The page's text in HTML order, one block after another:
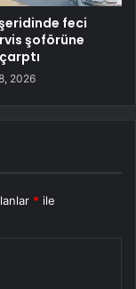
feci
şoförüne
2026
* ile